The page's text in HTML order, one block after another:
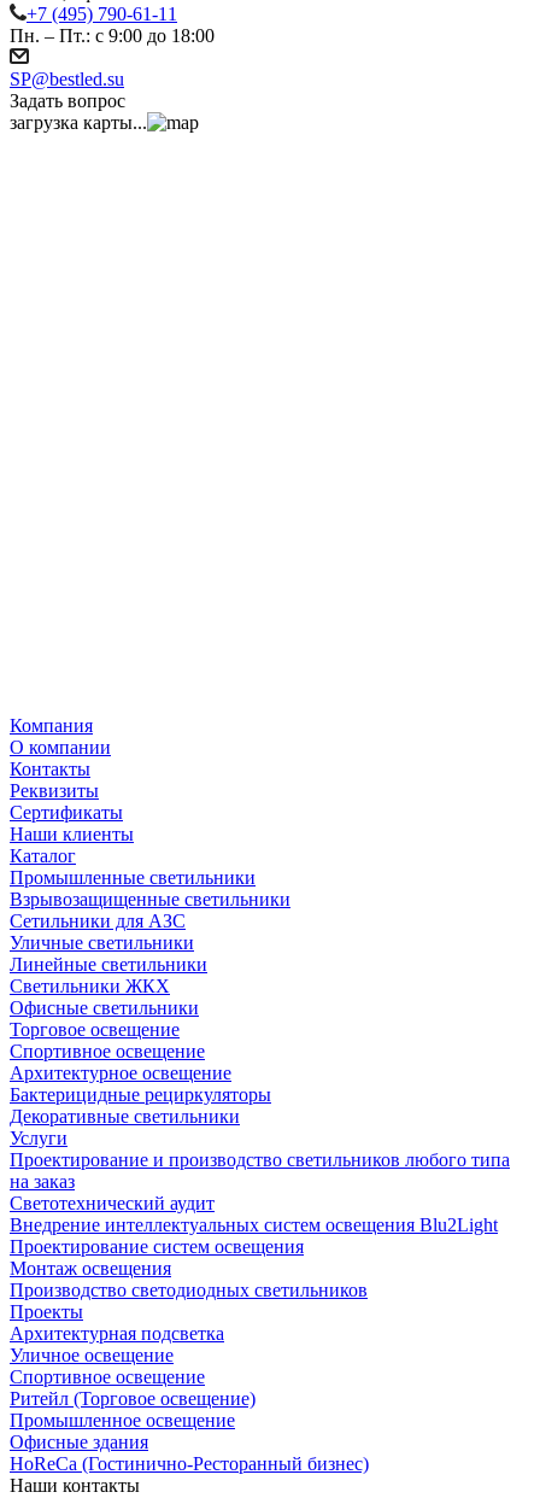
+7 (495) 790-61-11
Пн. – Пт.: с 9:00 до 18:00
SP@bestled.su
Задать вопрос
загрузка карты...
Компания
О компании
Контакты
Реквизиты
Сертификаты
Наши клиенты
Каталог
Промышленные светильники
Взрывозащищенные светильники
Сетильники для АЗС
Уличные светильники
Линейные светильники
Светильники ЖКХ
Офисные светильники
Торговое освещение
Спортивное освещение
Архитектурное освещение
Бактерицидные рециркуляторы
Декоративные светильники
Услуги
Проектирование и производство светильников любого типа
на заказ
Светотехнический аудит
Внедрение интеллектуальных систем освещения Blu2Light
Проектирование систем освещения
Монтаж освещения
Производство светодиодных светильников
Проекты
Архитектурная подсветка
Уличное освещение
Спортивное освещение
Ритейл (Торговое освещение)
Промышленное освещение
Офисные здания
HoReCa (Гостинично-Ресторанный бизнес)
Наши контакты